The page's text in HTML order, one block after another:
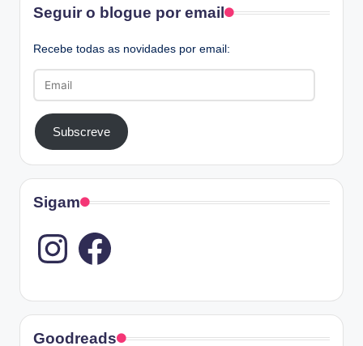
conteúdos
Seguir o blogue por email
Recebe todas as novidades por email:
Subscreve
Sigam
Instagram
Goodreads